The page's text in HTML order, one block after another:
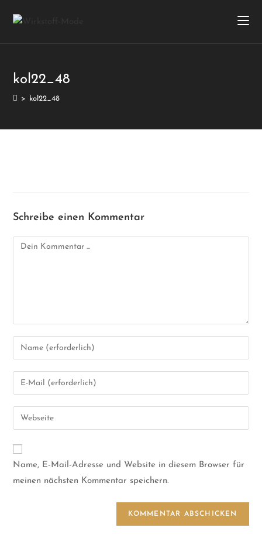
kol22_48
> kol22_48
Schreibe einen Kommentar
Name, E-Mail-Adresse und Website in diesem Browser für
meinen nächsten Kommentar speichern.